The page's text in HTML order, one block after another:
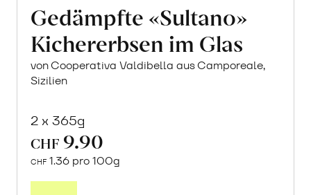
Gedämpfte «Sultano»
Kichererbsen im Glas
von Cooperativa Valdibella aus Camporeale,
Sizilien
2 x 365g
CHF 9.90
CHF 1.36 pro 100g